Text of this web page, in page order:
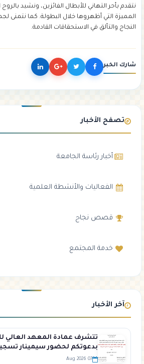
نتقدم بأحر التهاني للأبطال الفائزين، ونشيد
المميزة التي أظهروها خلال البطولة. كما نتمنى
النجاح والتألق في الاستحقاقات القادمة.
شارك الخبر
تصفح الأخبار
أخبار رئاسة الجامعة
الفعاليات والأنشطة العلمية
قصص نجاح
خدمة المجتمع
آخر الأخبار
تتشرف عمادة المعهد العالي
بدعوتكم لحضور سيمينار
قسم الكيمياء البحرية تلقيه
07 Aug 2026